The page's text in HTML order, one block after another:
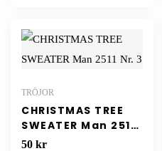
TRÖJOR
CHRISTMAS TREE
SWEATER Man 2511
Nr. 3
50 kr